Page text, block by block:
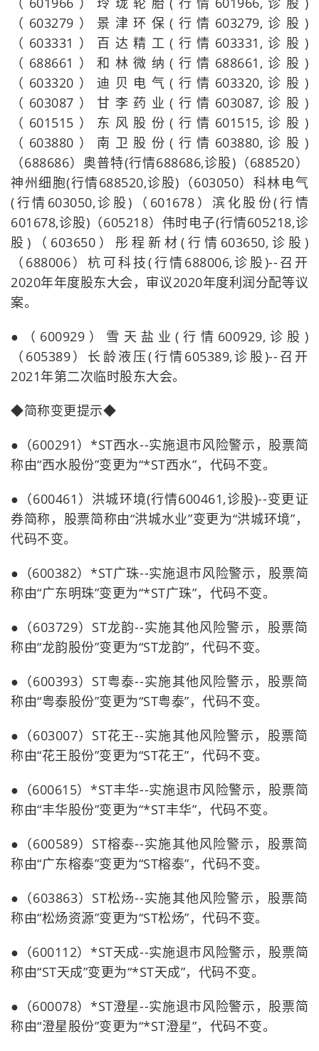
（603279）景津环保(行情603279,诊股)
（603331）百达精工(行情603331,诊股)
（688661）和林微纳(行情688661,诊股)
（603320）迪贝电气(行情603320,诊股)
（603087）甘李药业(行情603087,诊股)
（601515）东风股份(行情601515,诊股)
（603880）南卫股份(行情603880,诊股)
（688686）奥普特(行情688686,诊股)（688520）
神州细胞(行情688520,诊股)（603050）科林电气
(行情603050,诊股)（601678）滨化股份(行情
601678,诊股)（605218）伟时电子(行情605218,诊
股)（603650）彤程新材(行情603650,诊股)
（688006）杭可科技(行情688006,诊股)--召开
2020年年度股东大会，审议2020年度利润分配等议
案。
●（600929）雪天盐业(行情600929,诊股)
（605389）长龄液压(行情605389,诊股)--召开
2021年第二次临时股东大会。
◆简称变更提示◆
●（600291）*ST西水--实施退市风险警示，股票简
称由“西水股份”变更为“*ST西水”，代码不变。
●（600461）洪城环境(行情600461,诊股)--变更证
券简称，股票简称由“洪城水业”变更为“洪城环境”，
代码不变。
●（600382）*ST广珠--实施退市风险警示，股票简
称由“广东明珠”变更为“*ST广珠”，代码不变。
●（603729）ST龙韵--实施其他风险警示，股票简
称由“龙韵股份”变更为“ST龙韵”，代码不变。
●（600393）ST粤泰--实施其他风险警示，股票简
称由“粤泰股份”变更为“ST粤泰”，代码不变。
●（603007）ST花王--实施其他风险警示，股票简
称由“花王股份”变更为“ST花王”，代码不变。
●（600615）*ST丰华--实施退市风险警示，股票简
称由“丰华股份”变更为“*ST丰华”，代码不变。
●（600589）ST榕泰--实施其他风险警示，股票简
称由“广东榕泰”变更为“ST榕泰”，代码不变。
●（603863）ST松炀--实施其他风险警示，股票简
称由“松炀资源”变更为“ST松炀”，代码不变。
●（600112）*ST天成--实施退市风险警示，股票简
称由“ST天成”变更为“*ST天成”，代码不变。
●（600078）*ST澄星--实施退市风险警示，股票简
称由“澄星股份”变更为“*ST澄星”，代码不变。